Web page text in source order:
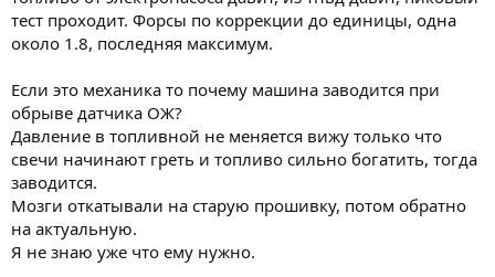
тест проходит. Форсы по коррекции до единицы, одна
около 1.8, последняя максимум.
Если это механика то почему машина заводится при
обрыве датчика ОЖ?
Давление в топливной не меняется вижу только что
свечи начинают греть и топливо сильно богатить, тогда
заводится.
Мозги откатывали на старую прошивку, потом обратно
на актуальную.
Я не знаю уже что ему нужно.